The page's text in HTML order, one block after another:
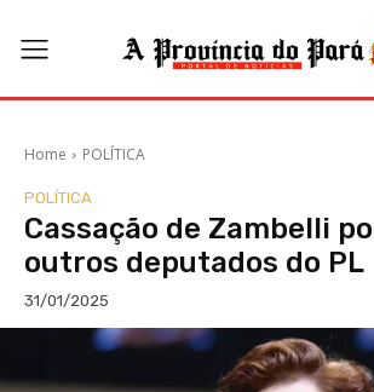
Home POLÍTICA
POLÍTICA
Cassação de Zambelli
outros deputados do PL
31/01/2025